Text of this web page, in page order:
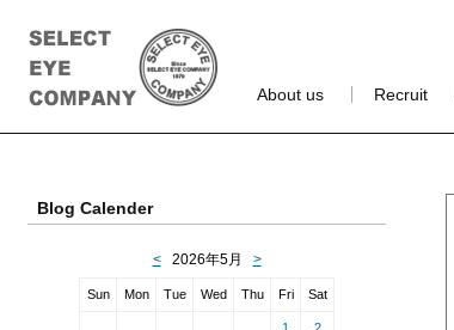
About us Recruit
Blog Calender